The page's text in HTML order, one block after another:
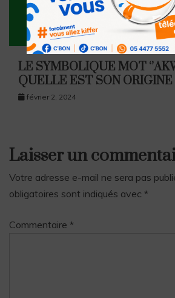
LE SYMBOLIQUE MOT
QUELLE EST SON ORIGINE
février 2, 2024
Laisser un
Votre adresse e-mail ne sera pas
obligatoires sont indiqués avec *
Commentaire *